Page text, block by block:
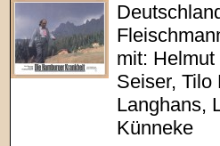
mit:
Seiser, Tilo
Langhans,
Künneke